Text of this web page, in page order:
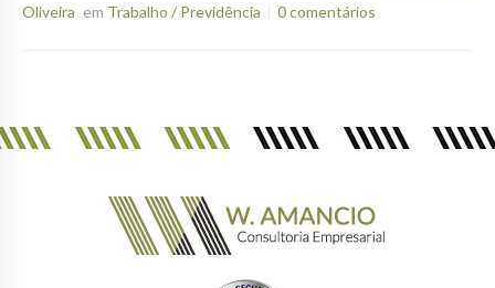
Oliveira em Trabalho / Previdência 0 comentários